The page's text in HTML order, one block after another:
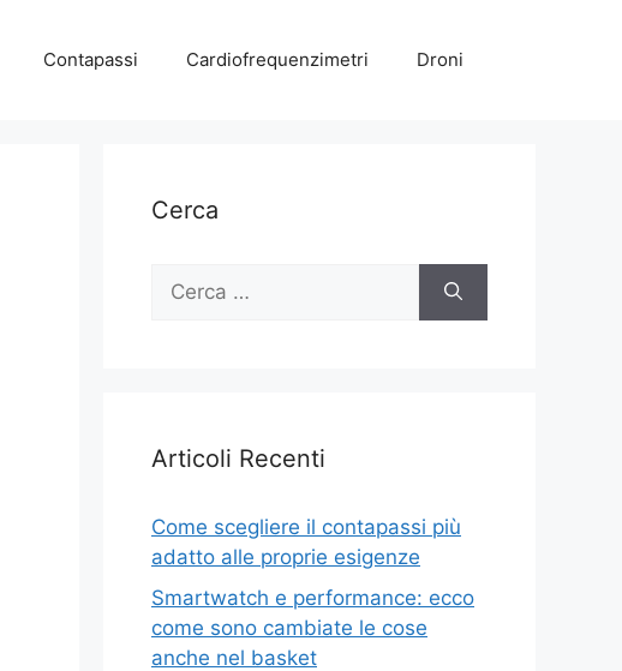
Contapassi Cardiofrequenzimetri Droni
Cerca
Ricerca
Articoli Recenti
Come scegliere il contapassi più
adatto alle proprie esigenze
Smartwatch e performance: ecco
come sono cambiate le cose
anche nel basket